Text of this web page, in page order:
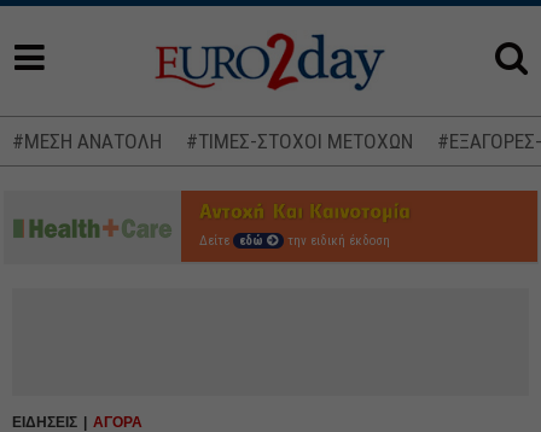
#ΜΕΣΗ ΑΝΑΤΟΛΗ #ΤΙΜΕΣ-ΣΤΟΧΟΙ ΜΕΤΟΧΩΝ
Δείτε εδώ την ειδική έκδοση
ΕΙΔΗΣΕΙΣ ΑΓΟΡΑ